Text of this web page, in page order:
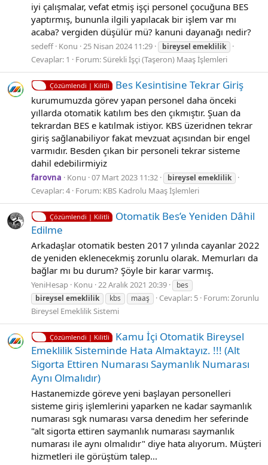
iyi çalışmalar, vefat etmiş işçi personel çocuğuna BES
yaptırmış, bununla ilgili yapılacak bir işlem var mı
acaba? vergiden düşülür mü? kanuni dayanağı nedir?
sedeff Konu 25 Nisan 2024 11:29 bireysel emeklilik
Cevaplar: 1 Forum:Sürekli İşçi (Taşeron) Maaş İşlemleri
Çözümlendi | Kilitli Bes Kesintisine Tekrar Giriş
kurumumuzda görev yapan personel daha önceki
yıllarda otomatik katılım bes den çıkmıştır. Şuan da
tekrardan BES e katılmak istiyor. KBS üzeridnen tekrar
giriş sağlanabiliyor fakat mevzuat açısından bir engel
varmıdır. Besden çıkan bir personeli tekrar sisteme
dahil edebilirmiyiz
farovna Konu 07 Mart 2023 11:32 bireysel emeklilik
Cevaplar: 4 Forum: KBS Kadrolu Maaş İşlemleri
Çözümlendi | Kilitli
Otomatik Bes’e Yeniden Dâhil
Edilme
Arkadaşlar otomatik besten 2017 yılında cayanlar 2022
de yeniden eklenecekmiş zorunlu olarak. Memurları da
bağlar mı bu durum? Şöyle bir karar varmış.
YeniHesap Konu 22 Aralık 2021 20:39
bes
bireysel emeklilik kbs maaş Cevaplar: 5 Forum:Zorunlu
Bireysel Emeklilik Sistemi
Çözümlendi | Kilitli
Kamu İçi̇ Otomati̇k Bi̇reysel
Emekli̇li̇k Si̇stemi̇nde Hata Almaktayız. !!! (Alt
Si̇gorta Etti̇ren Numarası Saymanlık Numarası
Aynı Olmalıdır)
Hastanemizde göreve yeni başlayan personelleri
sisteme giriş işlemlerini yaparken ne kadar saymanlık
numarası sgk numarası varsa denedim her seferinde
"alt sigorta ettiren saymanlık numarası saymanlık
numarası ile aynı olmalıdır" diye hata alıyorum. Müşteri
hizmetleri ile görüştüm talep...